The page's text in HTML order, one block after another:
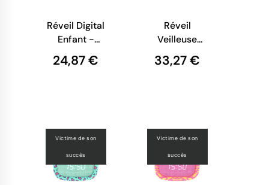
Réveil Digital
Enfant -
Mobility On
Board - Mini
24,87 €
Réveil
Veilleuse
Enfant -
Mobility On
Édition
Limitée
33,27 €
Victime de son
succès
Victime de son
succès